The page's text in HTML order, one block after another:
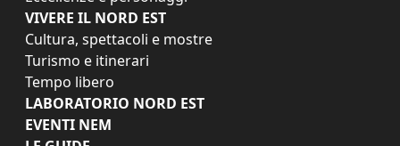
VIVERE IL NORD EST
Cultura, spettacoli e mostre
Turismo e itinerari
Tempo libero
LABORATORIO NORD EST
EVENTI NEM